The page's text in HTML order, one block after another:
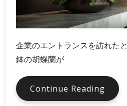
に
語
る
装
花
い
視
企業のエントランスを訪れた
鉢の胡蝶蘭が
Continue Reading
業